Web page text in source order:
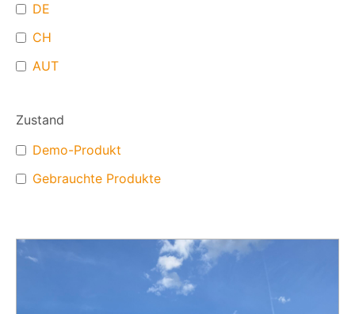
DE
CH
AUT
Zustand
Demo-Produkt
Gebrauchte Produkte